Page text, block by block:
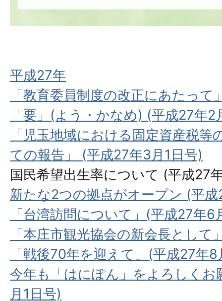
平成27年
「教育委員制度の改正にあたって
「要」(よう・かなめ) (平成27年2
「児玉地域における固定資産税
ての報告」 (平成27年3月1日号)
国民希望出生率について (平成27
新たな2つの拠点がオープン (平
「台湾訪問について」(平成27年6
「本庄市観光協会の新会長として
「戦後70年を迎えて」(平成27年8
今年も「はにぽん」をよろしく
月1日号)